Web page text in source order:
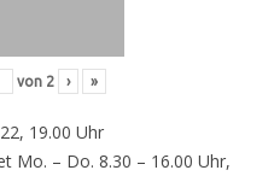
von 2 › »
19.00 Uhr
Mo. – Do. 8.30 – 16.00 Uhr,